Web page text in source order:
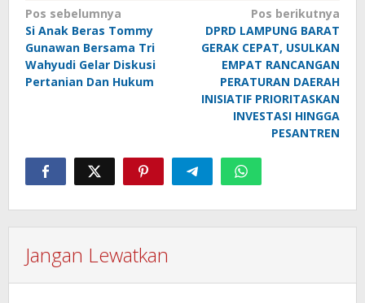
Navigasi
pos
Pos sebelumnya
Si Anak Beras Tommy
Gunawan Bersama Tri
Wahyudi Gelar Diskusi
Pertanian Dan Hukum
Pos berikutnya
DPRD LAMPUNG BARAT
GERAK CEPAT, USULKAN
EMPAT RANCANGAN
PERATURAN DAERAH
INISIATIF PRIORITASKAN
INVESTASI HINGGA
PESANTREN
Jangan Lewatkan